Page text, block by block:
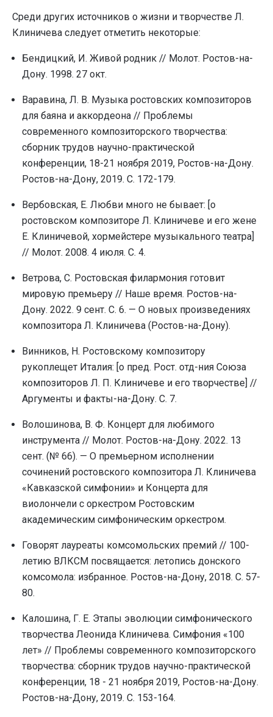
Среди других источников о жизни и творчестве Л.
Клиничева следует отметить некоторые:
Бендицкий, И. Живой родник // Молот. Ростов-на-
Дону. 1998. 27 окт.
Варавина, Л. В. Музыка ростовских композиторов
для баяна и аккордеона // Проблемы
современного композиторского творчества:
сборник трудов научно-практической
конференции, 18-21 ноября 2019, Ростов-на-Дону.
Ростов-на-Дону, 2019. С. 172-179.
Вербовская, Е. Любви много не бывает: [о
ростовском композиторе Л. Клиничеве и его жене
Е. Клиничевой, хормейстере музыкального театра]
// Молот. 2008. 4 июля. С. 4.
Ветрова, С. Ростовская филармония готовит
мировую премьеру // Наше время. Ростов-на-
Дону. 2022. 9 сент. С. 6. — О новых произведениях
композитора Л. Клиничева (Ростов-на-Дону).
Винников, Н. Ростовскому композитору
pукоплещет Италия: [о пpед. Рост. отд-ния Союза
композитоpов Л. П. Клиничеве и его твоpчестве] //
Аргументы и факты-на-Дону. С. 7.
Волошинова, В. Ф. Концерт для любимого
инструмента // Молот. Ростов-на-Дону. 2022. 13
сент. (№ 66). — О премьерном исполнении
сочинений ростовского композитора Л. Клиничева
«Кавказской симфонии» и Концерта для
виолончели с оркестром Ростовским
академическим симфоническим оркестром.
Говорят лауреаты комсомольских премий // 100-
летию ВЛКСМ посвящается: летопись донского
комсомола: избранное. Ростов-на-Дону, 2018. С. 57-
80.
Калошина, Г. Е. Этапы эволюции симфонического
творчества Леонида Клиничева. Симфония «100
лет» // Проблемы современного композиторского
творчества: сборник трудов научно-практической
конференции, 18 - 21 ноября 2019, Ростов-на-Дону.
Ростов-на-Дону, 2019. С. 153-164.